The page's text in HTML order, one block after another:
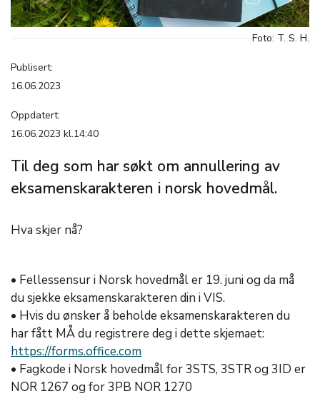
Foto: T. S. H.
Publisert:
16.06.2023
Oppdatert:
16.06.2023 kl.14:40
Til deg som har søkt om annullering av
eksamenskarakteren i norsk hovedmål.
Hva skjer nå?
• Fellessensur i Norsk hovedmål er 19. juni og da må
du sjekke eksamenskarakteren din i VIS.
• Hvis du ønsker å beholde eksamenskarakteren du
har fått MÅ du registrere deg i dette skjemaet:
https://forms.office.com
• Fagkode i Norsk hovedmål for 3STS, 3STR og 3ID er
NOR 1267 og for 3PB NOR 1270